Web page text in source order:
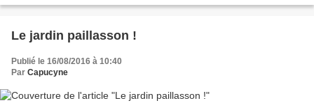
Le jardin paillasson !
Publié le 16/08/2016 à 10:40
Par Capucyne